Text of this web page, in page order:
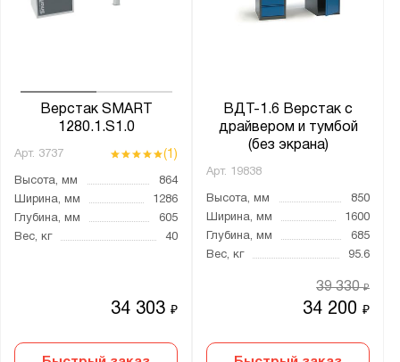
Верстак SMART
1280.1.S1.0
Арт. 3737 (1)
Высота, мм
864
Ширина, мм
1286
Глубина, мм
605
Вес, кг
40
34 303₽
ВДТ-1.6 Верстак с
драйвером и тумбой
(без экрана)
Арт. 19838
Высота, мм
850
Ширина, мм
1600
Глубина, мм
685
Вес, кг
95.6
34 200₽
39 330₽
ЗОС-2
КОС
КОС-КП
КОСО-КП
ОЦ